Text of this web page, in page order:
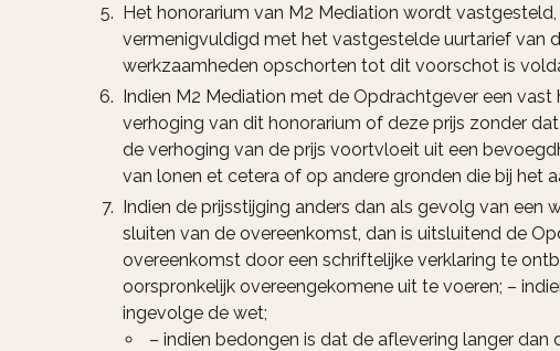
Het honorarium van M2 Mediation wordt
vermenigvuldigd met het vastgestelde uurtarief van
werkzaamheden opschorten tot dit voorschot is
Indien M2 Mediation met de Opdrachtgever een
verhoging van dit honorarium of deze prijs zonder
de verhoging van de prijs voortvloeit uit een
van lonen et cetera of op andere gronden die bij het
Indien de prijsstijging anders dan als gevolg van een
sluiten van de overeenkomst, dan is uitsluitend de
overeenkomst door een schriftelijke verklaring te
oorspronkelijk overeengekomene uit te voeren; –
ingevolge de wet;
– indien bedongen is dat de aflevering langer